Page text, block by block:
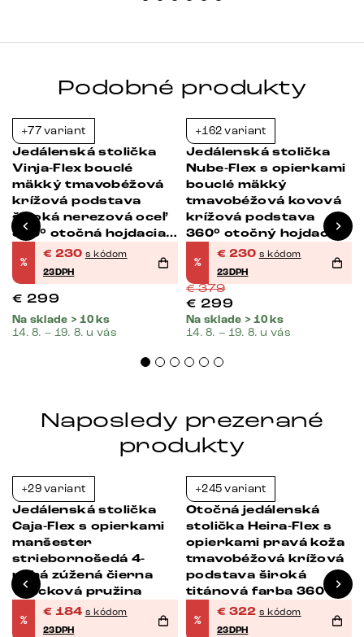
Podobné produkty
+77 variant
Jedálenská stolička
Vinja-Flex bouclé
mäkký tmavobéžová
krížová podstava
široká nerezová oceľ
360° otočná hojdacia
funkcia
%
€ 230 s kódom
23DPH
€ 299
Na sklade > 10 ks
14. 8. – 19. 8. u vás
+162 variant
Jedálenská stolička
Nube-Flex s opierkami
bouclé mäkký
tmavobéžová kovová
krížová podstava
360° otočný hojdacia
funkcia vrecková
pružina
%
€ 230 s kódom
23DPH
€379
€ 299
Na sklade > 10 ks
14. 8. – 19. 8. u vás
Naposledy prezerané
produkty
+29 variant
Jedálenská stolička
Caja-Flex s opierkami
manšester
striebornošedá 4-
nohá zúžená čierna
vrecková pružina
%
€ 184 s kódom
23DPH
+245 variant
Otočná jedálenská
stolička Heira-Flex s
opierkami pravá koža
tmavobéžová krížová
podstava široká
titánová farba 360°
otočná vrecková
pružina
%
€ 322 s kódom
23DPH